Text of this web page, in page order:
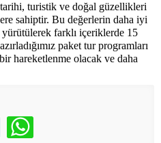
turistik ve doğal güzellikleri
sahiptir. Bu değerlerin daha iyi
yürütülerek farklı içeriklerde 15
paket tur programları
hareketlenme olacak ve daha